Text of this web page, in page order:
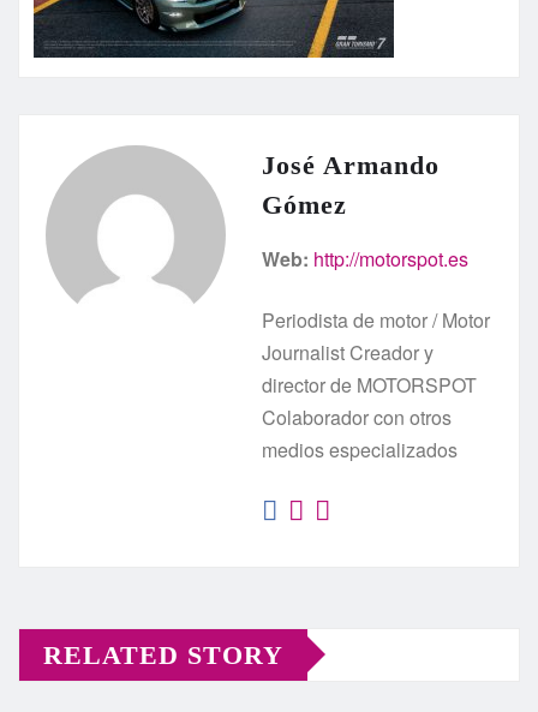
José Armando
Gómez
Web: http://motorspot.es
Periodista de motor / Motor
Journalist Creador y
director de MOTORSPOT
Colaborador con otros
medios especializados
RELATED STORY